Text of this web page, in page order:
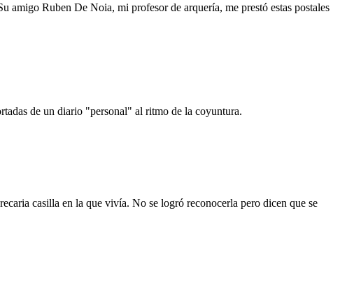
amigo Ruben De Noia, mi profesor de arquería, me prestó estas postales
de un diario "personal" al ritmo de la coyuntura.
casilla en la que vivía. No se logró reconocerla pero dicen que se